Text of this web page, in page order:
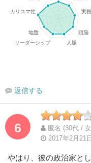
返信する
6
匿名 (30代 /
2017年2月21
やはり、彼の政治家と